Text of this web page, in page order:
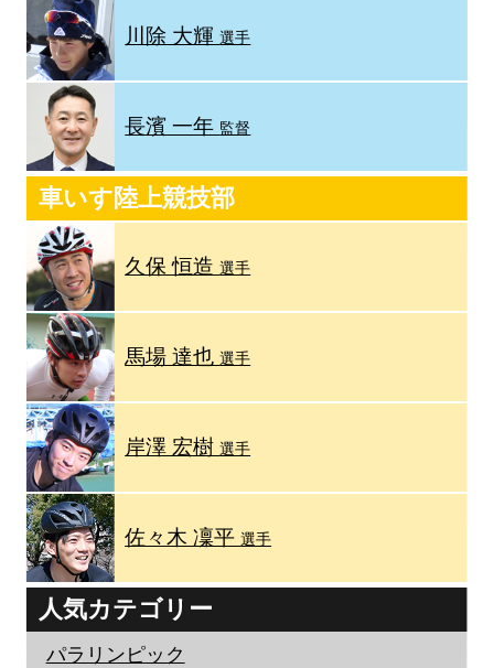
川除 大輝選手
長濱 一年 監督
車いす陸上競技部
久保 恒造選手
馬場 達也選手
岸澤 宏樹選手
佐々木 凜平選手
人気カテゴリー
パラリンピック